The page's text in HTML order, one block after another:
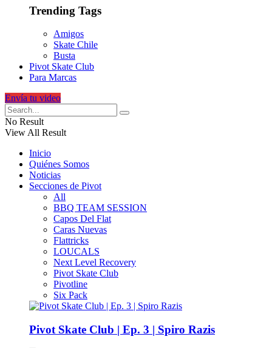
Trending Tags
Amigos
Skate Chile
Busta
Pivot Skate Club
Para Marcas
Envía tu video
No Result
View All Result
Inicio
Quiénes Somos
Noticias
Secciones de Pivot
All
BBQ TEAM SESSION
Capos Del Flat
Caras Nuevas
Flattricks
LOUCALS
Next Level Recovery
Pivot Skate Club
Pivotline
Six Pack
Pivot Skate Club | Ep. 3 | Spiro Razis